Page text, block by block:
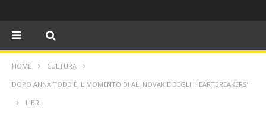
HOME CULTURA
DOPO ANNA TODD È IL MOMENTO DI ALI NOVAK E DEGLI 'HEARTBREAKERS'
LIBRI